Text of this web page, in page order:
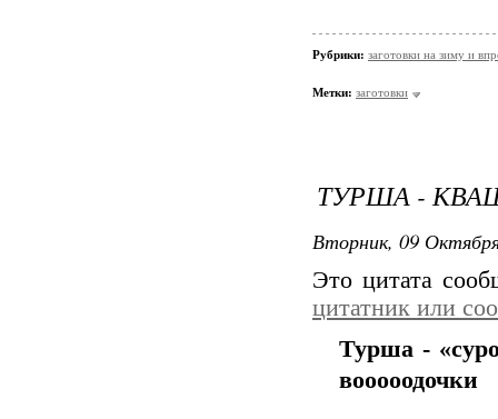
Рубрики: заготовки на зиму и
Метки: заготовки
ТУРША -
Вторник, 09
Это цитата
цитатник или
Турша -
вооооодочки